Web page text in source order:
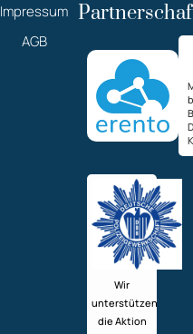
Impressum
AGB
Wir
unterstützen
die Aktion